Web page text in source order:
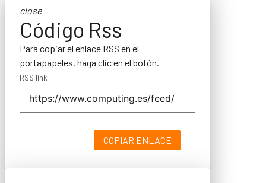
close
Código Rss
Para copiar el enlace RSS en el
portapapeles, haga clic en el botón.
RSS link
COPIAR ENLACE